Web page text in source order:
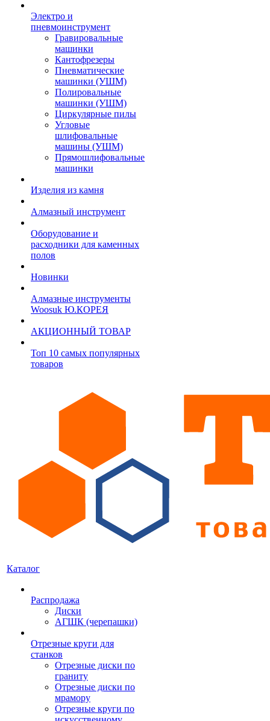
Электро и
пневмоинструмент
Гравировальные
машинки
Кантофрезеры
Пневматические
машинки (УШМ)
Полировальные
машинки (УШМ)
Циркулярные пилы
Угловые
шлифовальные
машины (УШМ)
Прямошлифовальные
машинки
Изделия из камня
Алмазный инструмент
Оборудование и
расходники для каменных
полов
Новинки
Алмазные инструменты
Woosuk Ю.КОРЕЯ
АКЦИОННЫЙ ТОВАР
Топ 10 самых популярных
товаров
Каталог
Распродажа
Диски
АГШК (черепашки)
Отрезные круги для
станков
Отрезные диски по
граниту
Отрезные диски по
мрамору
Отрезные круги по